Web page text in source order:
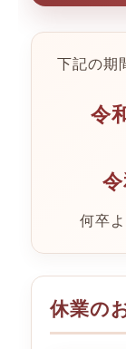
下記の期
令
何卒
休業の